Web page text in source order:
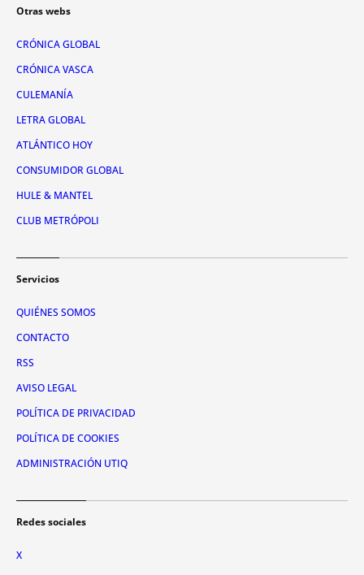
Otras webs
CRÓNICA GLOBAL
CRÓNICA VASCA
CULEMANÍA
LETRA GLOBAL
ATLÁNTICO HOY
CONSUMIDOR GLOBAL
HULE & MANTEL
CLUB METRÓPOLI
Servicios
QUIÉNES SOMOS
CONTACTO
RSS
AVISO LEGAL
POLÍTICA DE PRIVACIDAD
POLÍTICA DE COOKIES
ADMINISTRACIÓN UTIQ
Redes sociales
X